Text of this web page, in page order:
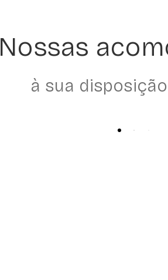
Nossas
à sua